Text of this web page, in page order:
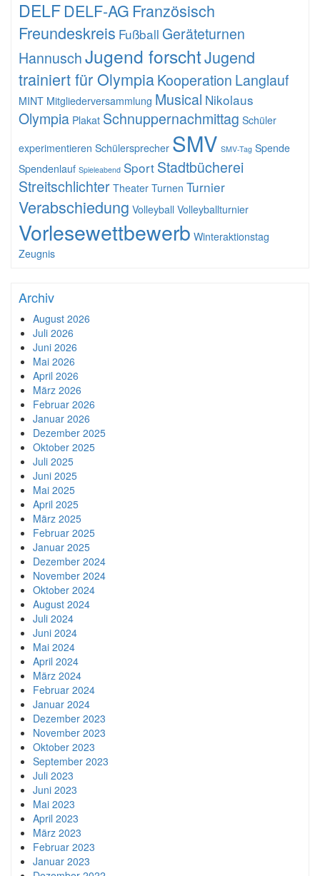
DELFDELF-AG Französisch
Freundeskreis Fußball Geräteturnen
HannuschJugend forschtJugend
trainiert für OlympiaKooperation Langlauf
MINT Mitgliederversammlung Musical Nikolaus
Olympia Plakat Schnuppernachmittag Schüler
experimentieren Schülersprecher SMV SMV-Tag Spende
Spendenlauf Spieleabend Sport Stadtbücherei
Streitschlichter Theater Turnen Turnier
Verabschiedung Volleyball Volleyballturnier
Vorlesewettbewerb Winteraktionstag
Zeugnis
Archiv
August 2026
Juli 2026
Juni 2026
Mai 2026
April 2026
März 2026
Februar 2026
Januar 2026
Dezember 2025
Oktober 2025
Juli 2025
Juni 2025
Mai 2025
April 2025
März 2025
Februar 2025
Januar 2025
Dezember 2024
November 2024
Oktober 2024
August 2024
Juli 2024
Juni 2024
Mai 2024
April 2024
März 2024
Februar 2024
Januar 2024
Dezember 2023
November 2023
Oktober 2023
September 2023
Juli 2023
Juni 2023
Mai 2023
April 2023
März 2023
Februar 2023
Januar 2023